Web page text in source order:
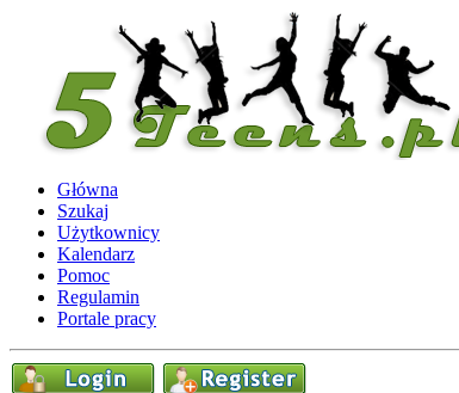
Główna
Szukaj
Użytkownicy
Kalendarz
Pomoc
Regulamin
Portale pracy